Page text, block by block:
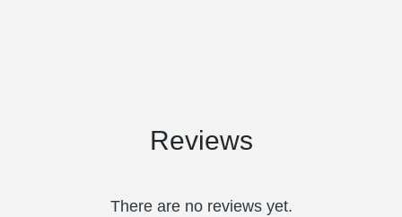
Reviews
There are no reviews yet.